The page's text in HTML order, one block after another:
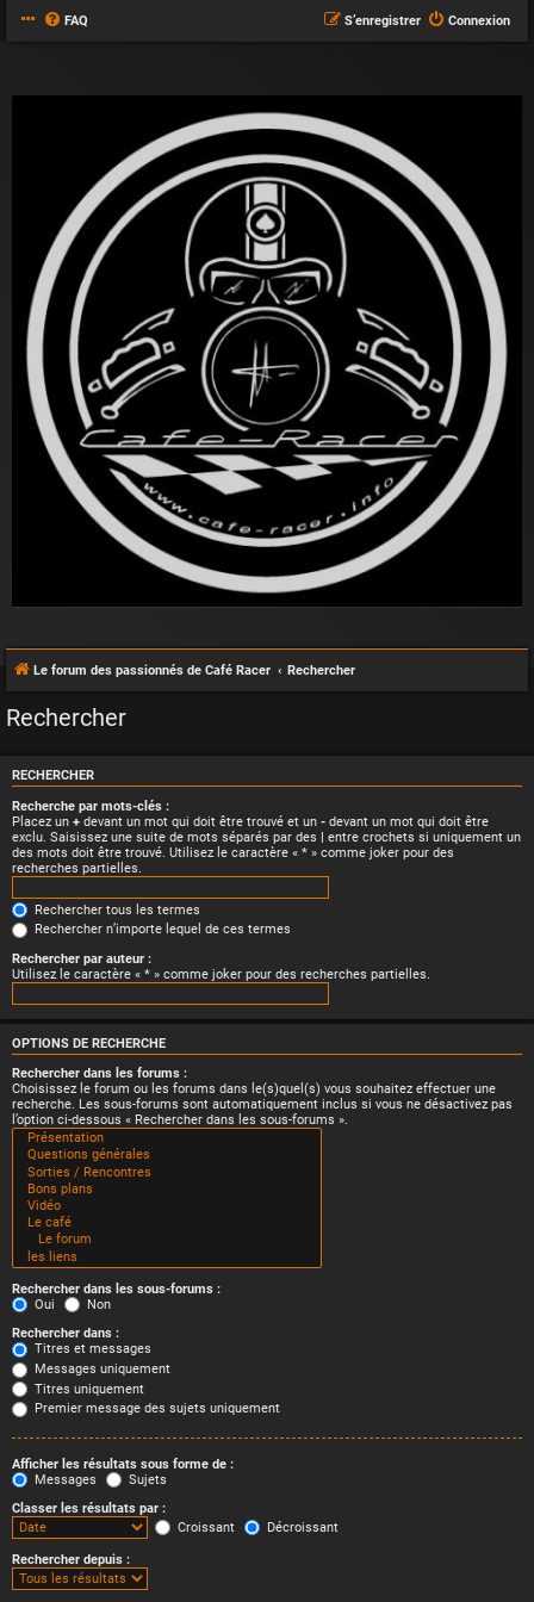
FAQ Connexion
S’enregistrer
Le forum des passionnés de Café Racer Rechercher
Rechercher
RECHERCHER
Recherche par mots-clés :
Placez un + devant un mot qui doit être trouvé et un - devant un mot qui doit être
exclu. Saisissez une suite de mots séparés par des | entre crochets si uniquement un
des mots doit être trouvé. Utilisez le caractère « * » comme joker pour des
recherches partielles.
Rechercher tous les termes
Rechercher n’importe lequel de ces termes
Rechercher par auteur :
Utilisez le caractère « * » comme joker pour des recherches partielles.
OPTIONS DE RECHERCHE
Rechercher dans les forums :
Choisissez le forum ou les forums dans le(s)quel(s) vous souhaitez effectuer une
recherche. Les sous-forums sont automatiquement inclus si vous ne désactivez pas
l’option ci-dessous « Rechercher dans les sous-forums ».
Rechercher dans les sous-forums :
Oui
Non
Rechercher dans :
Titres et messages
Messages uniquement
Titres uniquement
Premier message des sujets uniquement
Afficher les résultats sous forme de :
Messages
Sujets
Classer les résultats par :
Croissant
Décroissant
Rechercher depuis :